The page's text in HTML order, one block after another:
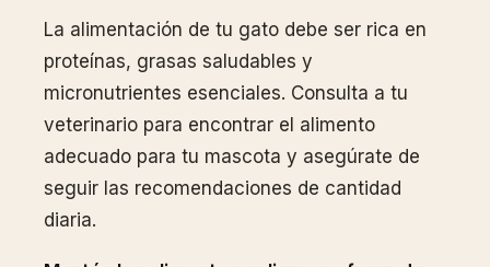
La alimentación de tu gato debe ser rica en
proteínas, grasas saludables y
micronutrientes esenciales. Consulta a tu
veterinario para encontrar el alimento
adecuado para tu mascota y asegúrate de
seguir las recomendaciones de cantidad
diaria.